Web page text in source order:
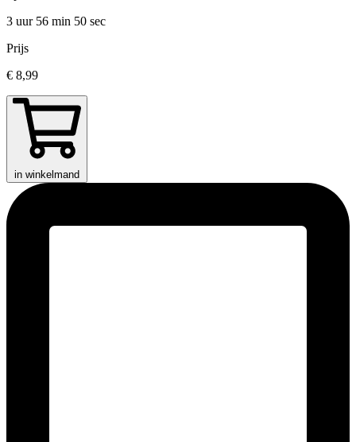
3 uur 56 min 50 sec
Prijs
€ 8,99
in winkelmand